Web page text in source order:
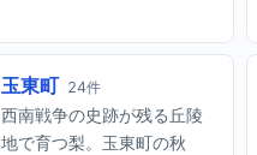
玉東町 24件
西南戦争の史跡が残る丘陵
地で育つ梨。玉東町の秋